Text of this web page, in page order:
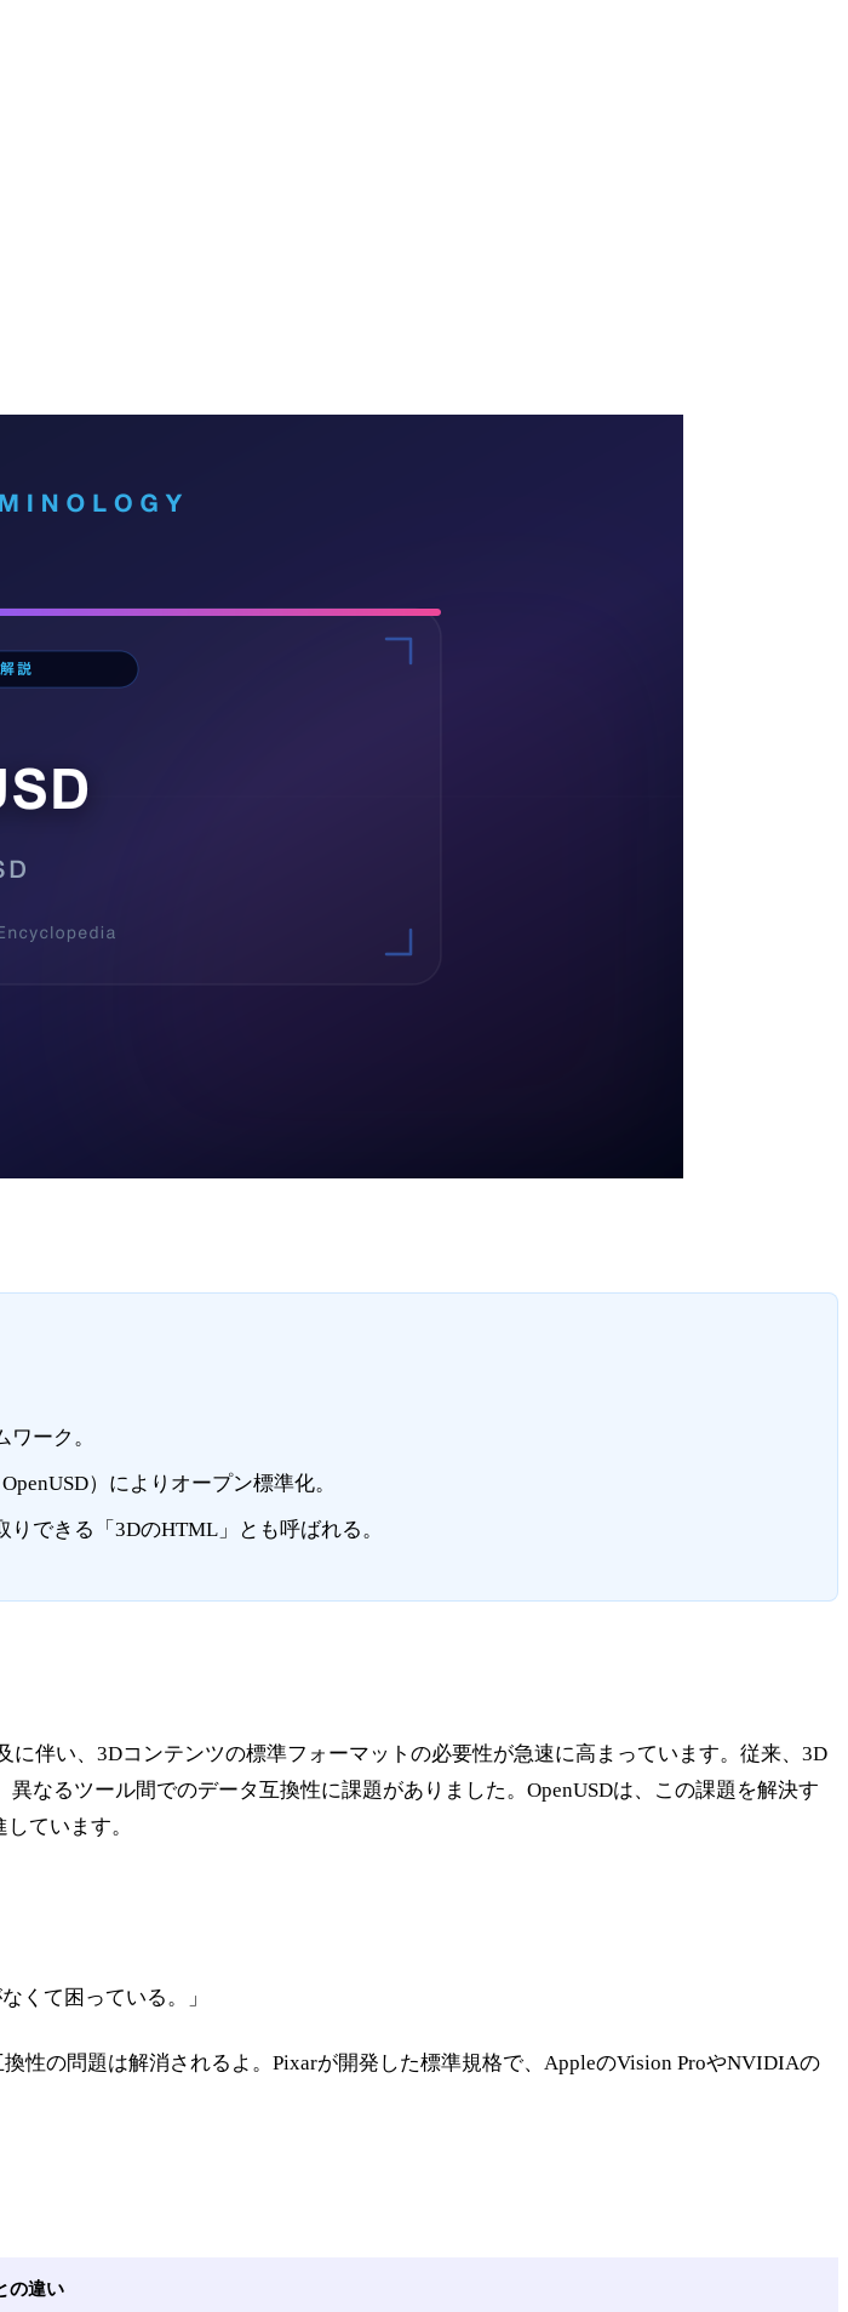
ーク。
）によりオープン標準化。
できる「3DのHTML」とも呼ばれる。
伴い、3Dコンテンツの標準フォーマットの必要性が急速に高まっています。従来、3D
なるツール間でのデータ互換性に課題がありました。OpenUSDは、この課題を解決す
ています。
くて困っている。」
性の問題は解消されるよ。Pixarが開発した標準規格で、AppleのVision ProやNVIDIAの
の違い